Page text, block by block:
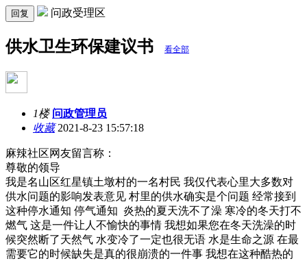
回复 问政受理区
供水卫生环保建议书 看全部
1楼 问政管理员
收藏2021-8-23 15:57:18
麻辣社区网友留言称：
尊敬的领导
我是名山区红星镇土墩村的一名村民 我仅代表心里大多数对
供水问题的影响发表意见 村里的供水确实是个问题 经常接到
这种停水通知 停气通知 炎热的夏天洗不了澡 寒冷的冬天打不
燃气 这是一件让人不愉快的事情 我想如果您在冬天洗澡的时
候突然断了天然气 水变冷了一定也很无语 水是生命之源 在最
需要它的时候缺失是真的很崩溃的一件事 我想在这种酷热的